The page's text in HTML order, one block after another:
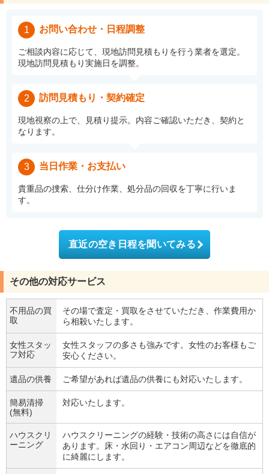
1 お問い合わせ・日程調整
ご相談内容に応じて、現地訪問見積もりを行う業者を選定。
現地訪問見積もり実施日を調整。
2 訪問見積もり・契約確定
現地視察の上で、見積り提示。内容ご確認いただき、契約と
なります。
3 当日作業・お支払い
貴重品の捜索、仕分け作業、処分品の回収を丁寧に行いま
す。
直近の空き日程を聞いてみる
その他の対応サービス
不用品の買
取
その場で査定・買取をさせていただき、作業費用か
ら相殺いたします。
女性スタッ
フ対応
女性スタッフの多さも強みです。女性のお客様もご
安心ください。
遺品の供養 ご希望があれば遺品の供養にも対応いたします。
簡易清掃
(無料)
対応いたします。
ハウスクリ
ーニング
ハウスクリーニングの経験・技術の高さには自信が
あります。床・水回り・エアコン周辺などを徹底的
に綺麗にします。